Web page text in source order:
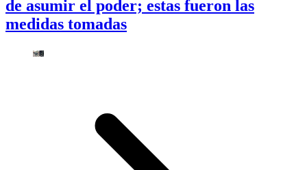
de asumir el poder; estas fueron las
medidas tomadas